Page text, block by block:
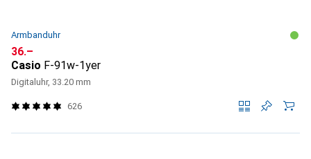
Armbanduhr
CHF
36.–
Casio F-91w-1yer
Digitaluhr, 33.20 mm
626